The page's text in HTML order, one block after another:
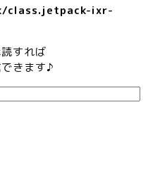
class.jetpack-ixr-
すれば
きます♪